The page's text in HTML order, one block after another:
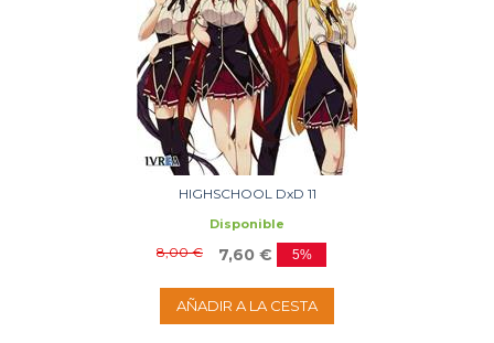
HIGHSCHOOL DxD 11
Disponible
8,00 € 7,60 € 5%
AÑADIR A LA CESTA